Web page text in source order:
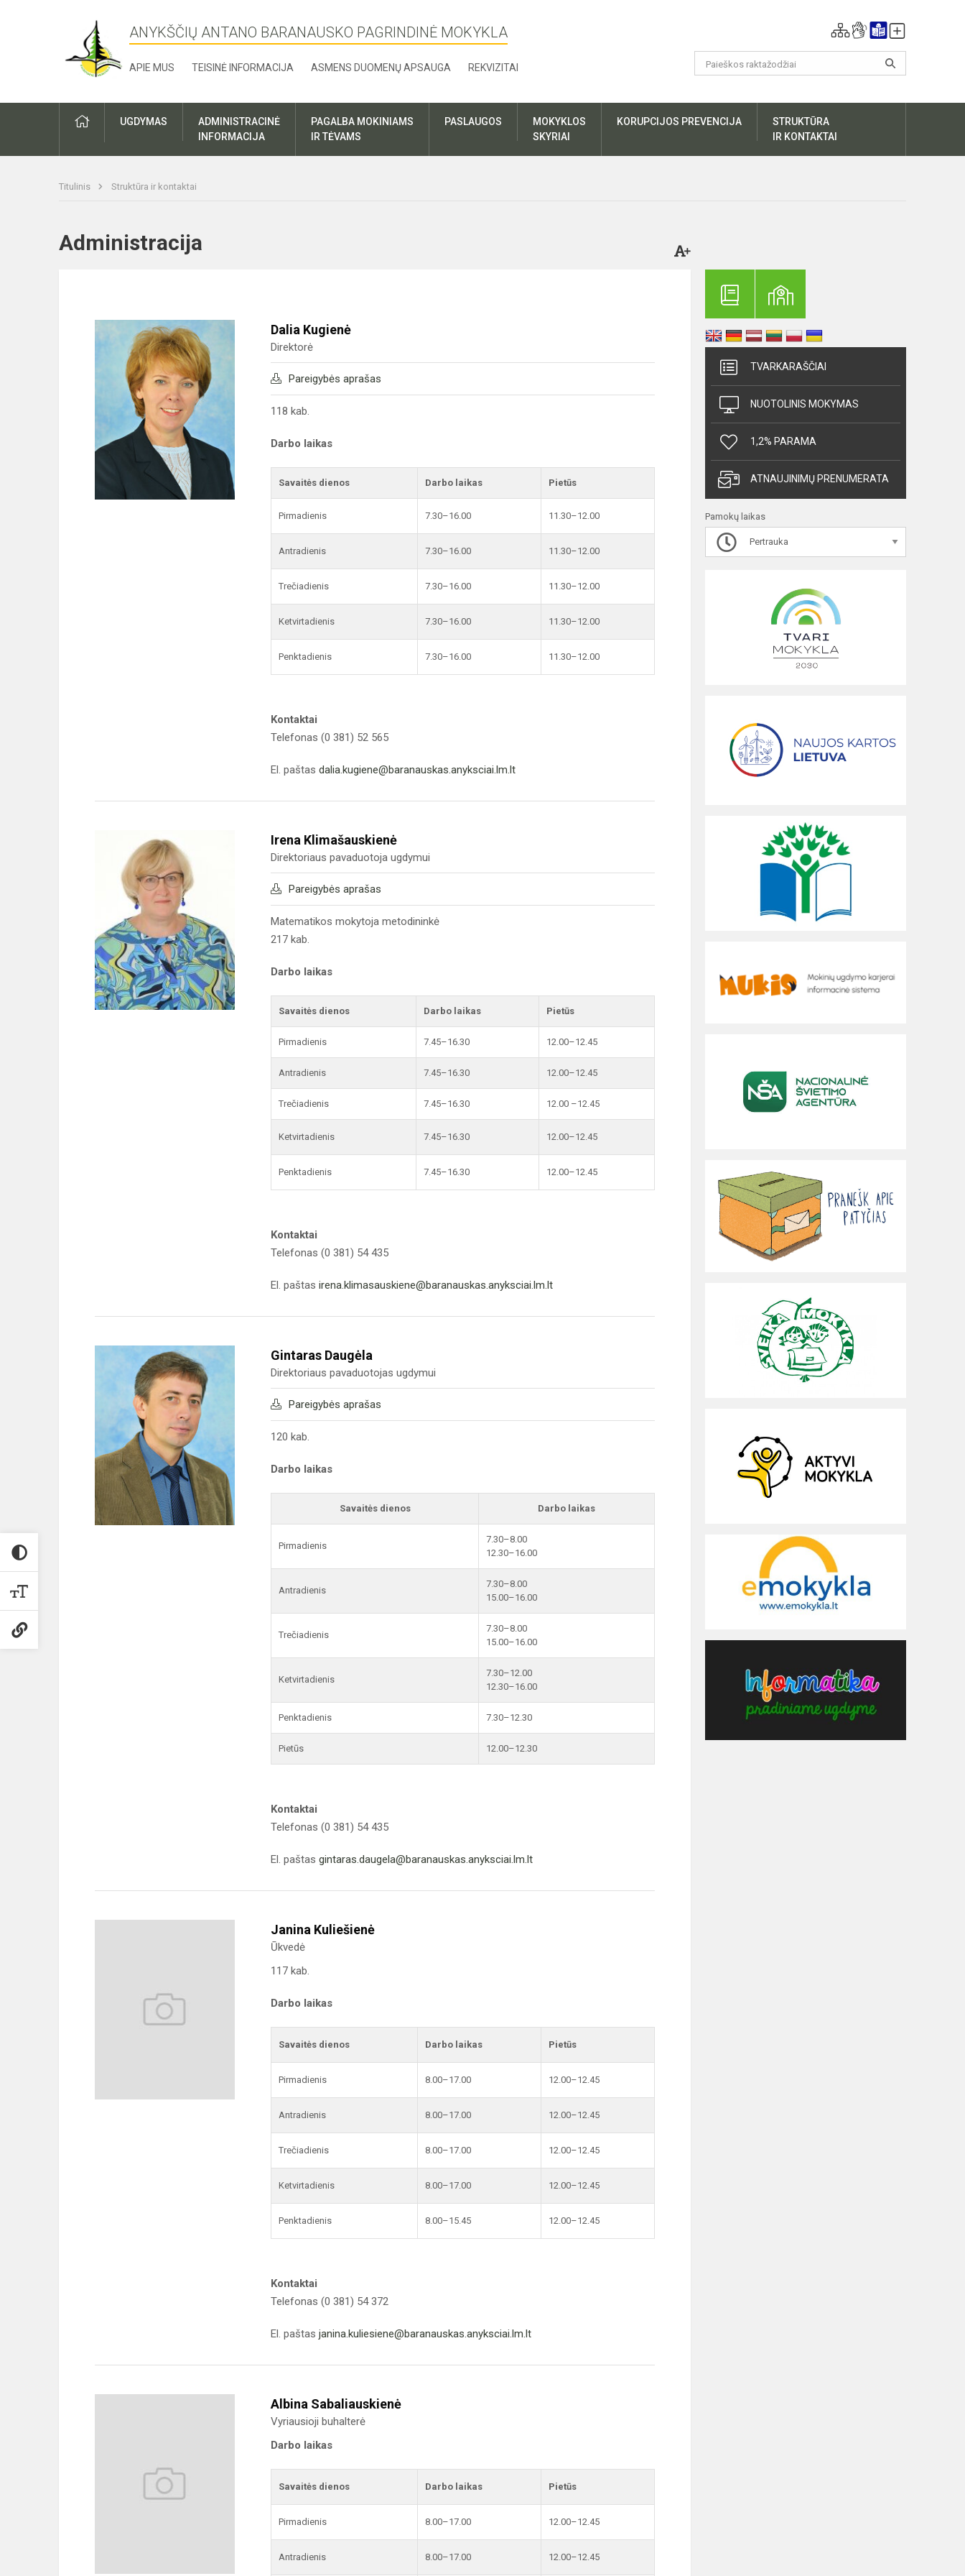
ANYKŠČIŲ ANTANO BARANAUSKO PAGRINDINĖ MOKYKLA
APIE MUS TEISINĖ INFORMACIJA ASMENS DUOMENŲ APSAUGA REKVIZITAI
UGDYMAS
ADMINISTRACINĖ
INFORMACIJA
PAGALBA MOKINIAMS
IR TĖVAMS
PASLAUGOS
MOKYKLOS
SKYRIAI
KORUPCIJOS PREVENCIJA
STRUKTŪRA
IR KONTAKTAI
Titulinis Struktūra ir kontaktai
Administracija
Dalia Kugienė
Direktorė
Pareigybės aprašas
118 kab.
Darbo laikas
Savaitės dienos Darbo laikas Pietūs
Pirmadienis 7.30–16.00 11.30–12.00
Antradienis 7.30–16.00 11.30–12.00
Trečiadienis 7.30–16.00 11.30–12.00
Ketvirtadienis 7.30–16.00 11.30–12.00
Penktadienis 7.30–16.00 11.30–12.00
Kontaktai
Telefonas (0 381) 52 565
El. paštas dalia.kugiene@baranauskas.anyksciai.lm.lt
Irena Klimašauskienė
Direktoriaus pavaduotoja ugdymui
Pareigybės aprašas
Matematikos mokytoja metodininkė
217 kab.
Darbo laikas
Savaitės dienos Darbo laikas Pietūs
Pirmadienis 7.45–16.30 12.00–12.45
Antradienis 7.45–16.30 12.00–12.45
Trečiadienis 7.45–16.30 12.00 –12.45
Ketvirtadienis 7.45–16.30 12.00–12.45
Penktadienis 7.45–16.30 12.00–12.45
Kontaktai
Telefonas (0 381) 54 435
El. paštas irena.klimasauskiene@baranauskas.anyksciai.lm.lt
Gintaras Daugėla
Direktoriaus pavaduotojas ugdymui
Pareigybės aprašas
120 kab.
Darbo laikas
Savaitės dienos Darbo laikas
Pirmadienis
7.30–8.00
12.30–16.00
Antradienis
7.30–8.00
15.00–16.00
Trečiadienis
7.30–8.00
15.00–16.00
Ketvirtadienis
7.30–12.00
12.30–16.00
Penktadienis 7.30–12.30
Pietūs 12.00–12.30
Kontaktai
Telefonas (0 381) 54 435
El. paštas gintaras.daugela@baranauskas.anyksciai.lm.lt
Janina Kuliešienė
Ūkvedė
117 kab.
Darbo laikas
Savaitės dienos Darbo laikas Pietūs
Pirmadienis 8.00–17.00 12.00–12.45
Antradienis 8.00–17.00 12.00–12.45
Trečiadienis 8.00–17.00 12.00–12.45
Ketvirtadienis 8.00–17.00 12.00–12.45
Penktadienis 8.00–15.45 12.00–12.45
Kontaktai
Telefonas (0 381) 54 372
El. paštas janina.kuliesiene@baranauskas.anyksciai.lm.lt
Albina Sabaliauskienė
Vyriausioji buhalterė
Darbo laikas
Savaitės dienos Darbo laikas Pietūs
Pirmadienis 8.00–17.00 12.00–12.45
Antradienis 8.00–17.00 12.00–12.45
TVARKARAŠČIAI
NUOTOLINIS MOKYMAS
1,2% PARAMA
ATNAUJINIMŲ PRENUMERATA
Pamokų laikas
Pertrauka